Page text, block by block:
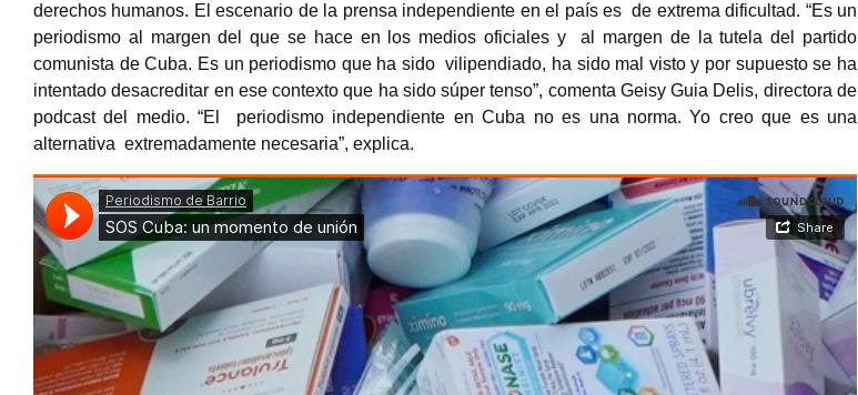
derechos humanos. El escenario de la prensa independiente en el país es de extrema dificultad. “Es un
periodismo al margen del que se hace en los medios oficiales y al margen de la tutela del partido
comunista de Cuba. Es un periodismo que ha sido vilipendiado, ha sido mal visto y por supuesto se ha
intentado desacreditar en ese contextoque ha sido súper tenso”, comenta Geisy Guia Delis, directora de
podcast del medio. “El periodismo independiente en Cuba no es una norma. Yo creo que es una
alternativa extremadamente necesaria”, explica.